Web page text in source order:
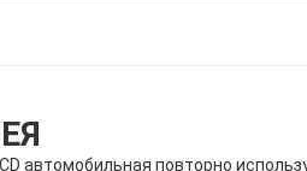
автомобильная повторно